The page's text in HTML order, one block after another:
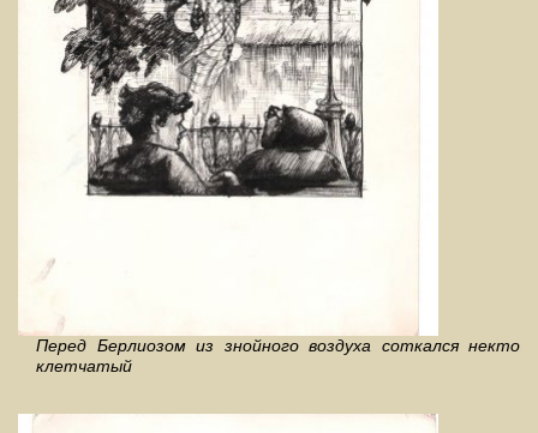
Перед Берлиозом из знойного воздуха соткался некто
клетчатый